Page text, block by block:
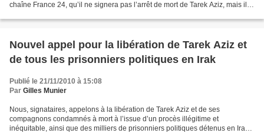
chaîne France 24, qu’il ne signera pas l’arrêt de mort de Tarek Aziz, mais il
Nouvel appel pour la libération de Tarek Aziz et
de tous les prisonniers politiques en Irak
Publié le 21/11/2010 à 15:08
Par Gilles Munier
Nous, signataires, appelons à la libération de Tarek Aziz et de ses
compagnons condamnés à mort à l’issue d’un procès illégitime et
inéquitable, ainsi que des milliers de prisonniers politiques détenus en Irak